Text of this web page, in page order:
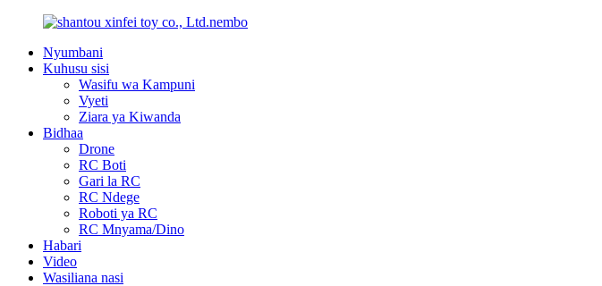
Nyumbani
Kuhusu sisi
Wasifu wa Kampuni
Vyeti
Ziara ya Kiwanda
Bidhaa
Drone
RC Boti
Gari la RC
RC Ndege
Roboti ya RC
RC Mnyama/Dino
Habari
Video
Wasiliana nasi